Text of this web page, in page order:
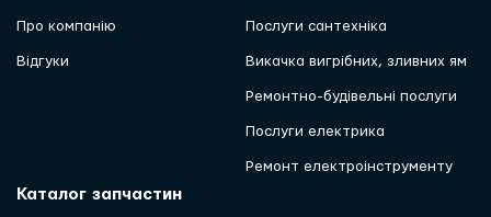
Про компанію
Відгуки
Послуги сантехніка
Викачка вигрібних, зливних ям
Ремонтно-будівельні послуги
Послуги електрика
Ремонт електроінструменту
Каталог запчастин